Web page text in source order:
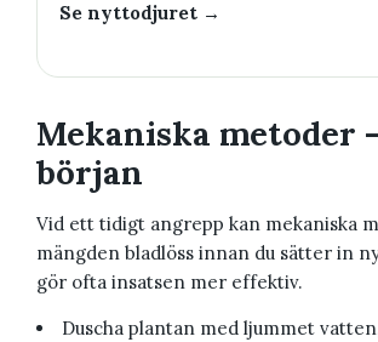
Se nyttodjuret →
Mekaniska metoder
början
Vid ett tidigt angrepp kan mekaniska
mängden bladlöss innan du sätter in
gör ofta insatsen mer effektiv.
Duscha plantan med ljummet